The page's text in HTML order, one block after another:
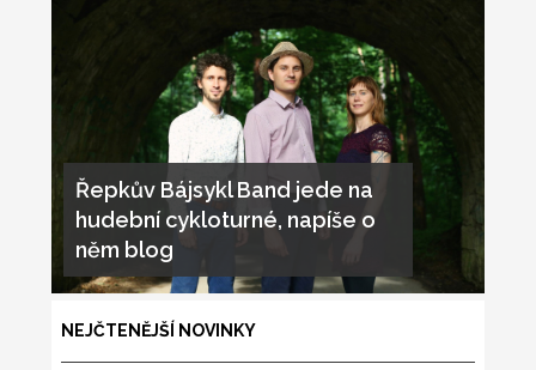
Řepkův Bájsykl Band jede na
hudební cykloturné, napíše o
něm blog
NEJČTENĚJŠÍ NOVINKY